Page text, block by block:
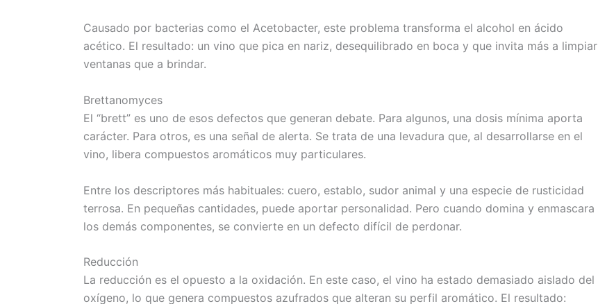
Causado por bacterias como el Acetobacter, este problema transforma el alcohol en ácido
acético. El resultado: un vino que pica en nariz, desequilibrado en boca y que invita más a limpiar
ventanas que a brindar.
Brettanomyces
El “brett” es uno de esos defectos que generan debate. Para algunos, una dosis mínima aporta
carácter. Para otros, es una señal de alerta. Se trata de una levadura que, al desarrollarse en el
vino, libera compuestos aromáticos muy particulares.
Entre los descriptores más habituales: cuero, establo, sudor animal y una especie de rusticidad
terrosa. En pequeñas cantidades, puede aportar personalidad. Pero cuando domina y enmascara
los demás componentes, se convierte en un defecto difícil de perdonar.
Reducción
La reducción es el opuesto a la oxidación. En este caso, el vino ha estado demasiado aislado del
oxígeno, lo que genera compuestos azufrados que alteran su perfil aromático. El resultado: